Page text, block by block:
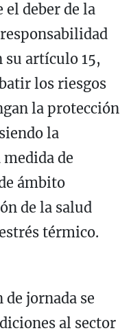
el deber de la
su artículo 15,
los riesgos
la protección
la
de
ámbito
de la salud
térmico.
de jornada se
al sector